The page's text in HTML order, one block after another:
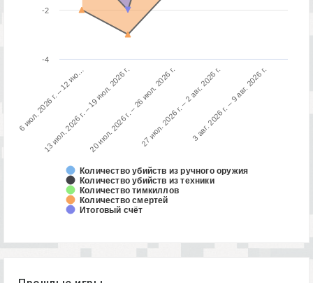
Количество убийств из ручного оружия
Количество убийств из техники
Количество тимкиллов
Количество смертей
Итоговый счёт
6 июл. 2026 г. – 12 ию…
13 июл. 2026 г. – 19 июл. 2026 г.20 июл. 2026 г. – 26 июл. 2026 г.27 июл. 2026 г. – 2 авг. 2026 г.3 авг. 2026 г. – 9 авг. 2026 г.
-4
-2